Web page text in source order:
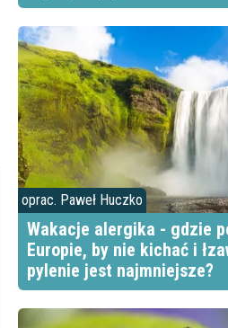
oprac. Paweł Huczko
Wakacje alergika - gdzie
Europie, by nie kichać i
pylenie jest najmniejsze?